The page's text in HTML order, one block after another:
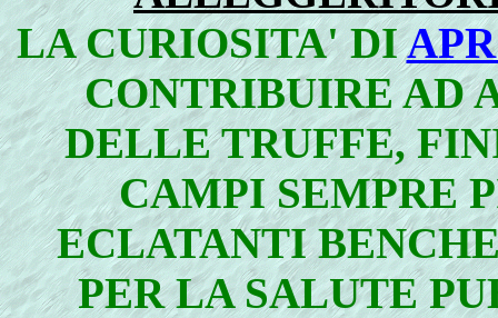
LA CURIOSITA' DI
CONTRIBUIRE AD
DELLE TRUFFE,
CAMPI SEMPRE
ECLATANTI
PER LA SALUTE